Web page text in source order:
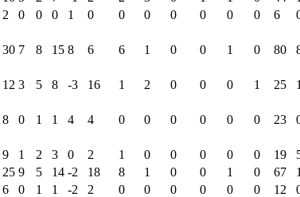
2 0 0 0 1 0 0 0 0 0 0 0 6
30 7 8 15 8 6 6 1 0 0 1 0 80
12 3 5 8 -3 16 1 2 0 0 0 1 25
8 0 1 1 4 4 0 0 0 0 0 0 23
9 1 2 3 0 2 1 0 0 0 0 0 19
25 9 5 14 -2 18 8 1 0 0 1 0 67
6 0 1 1 -2 2 0 0 0 0 0 0 12